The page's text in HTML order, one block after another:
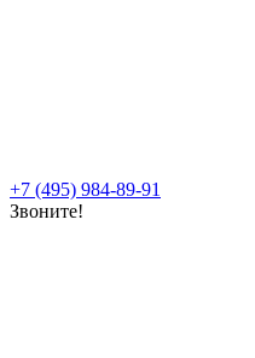
+7 (495) 984-89-91
Звоните!